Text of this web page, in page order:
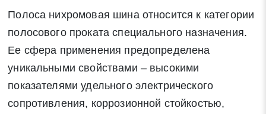
Полоса нихромовая шина относится к категории
полосового проката специального назначения.
Ее сфера применения предопределена
уникальными свойствами – высокими
показателями удельного электрического
сопротивления, коррозионной стойкостью,